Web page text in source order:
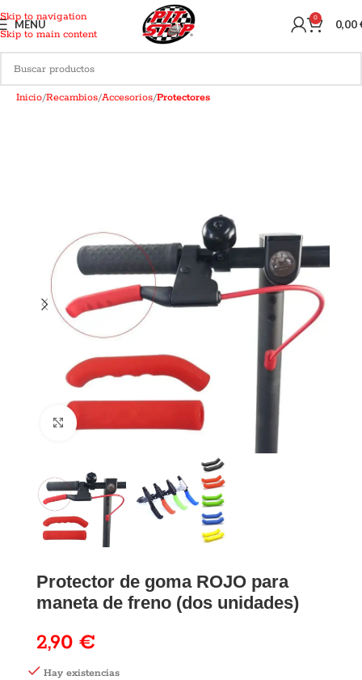
Skip to navigation
Skip to main content
MENU 0 0,00
Inicio Recambios Accesorios Protectores
Protector de goma ROJO para
maneta de freno (dos unidades)
2,90 €
Hay existencias